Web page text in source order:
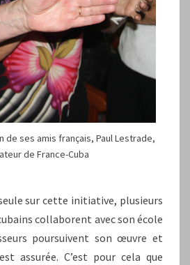
de ses amis français, Paul Lestrade,
de France-Cuba
sur cette initiative, plusieurs
collaborent avec son école
poursuivent son œuvre et
assurée. C’est pour cela que